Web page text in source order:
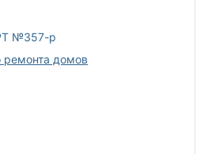
№357-р
ремонта домов